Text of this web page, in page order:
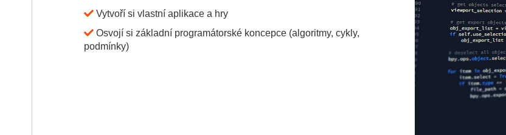
Vytvoří si vlastní aplikace a hry
Osvojí si základní programátorské koncepce (algoritmy, cykly,
podmínky)